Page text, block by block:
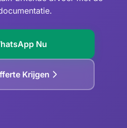
Nu
Krijgen